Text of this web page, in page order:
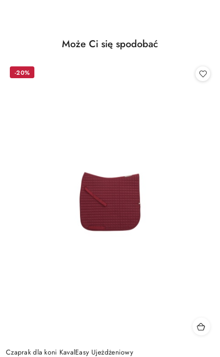
Pomiń karuzelę produktów
Produkty
Może Ci się spodobać
Czaprak dla koni KavalEasy Ujeżdżeniowy
-20%